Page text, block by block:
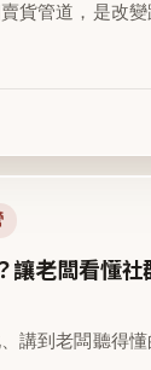
貨管道，是改
讓老闆看懂
講到老闆聽得懂